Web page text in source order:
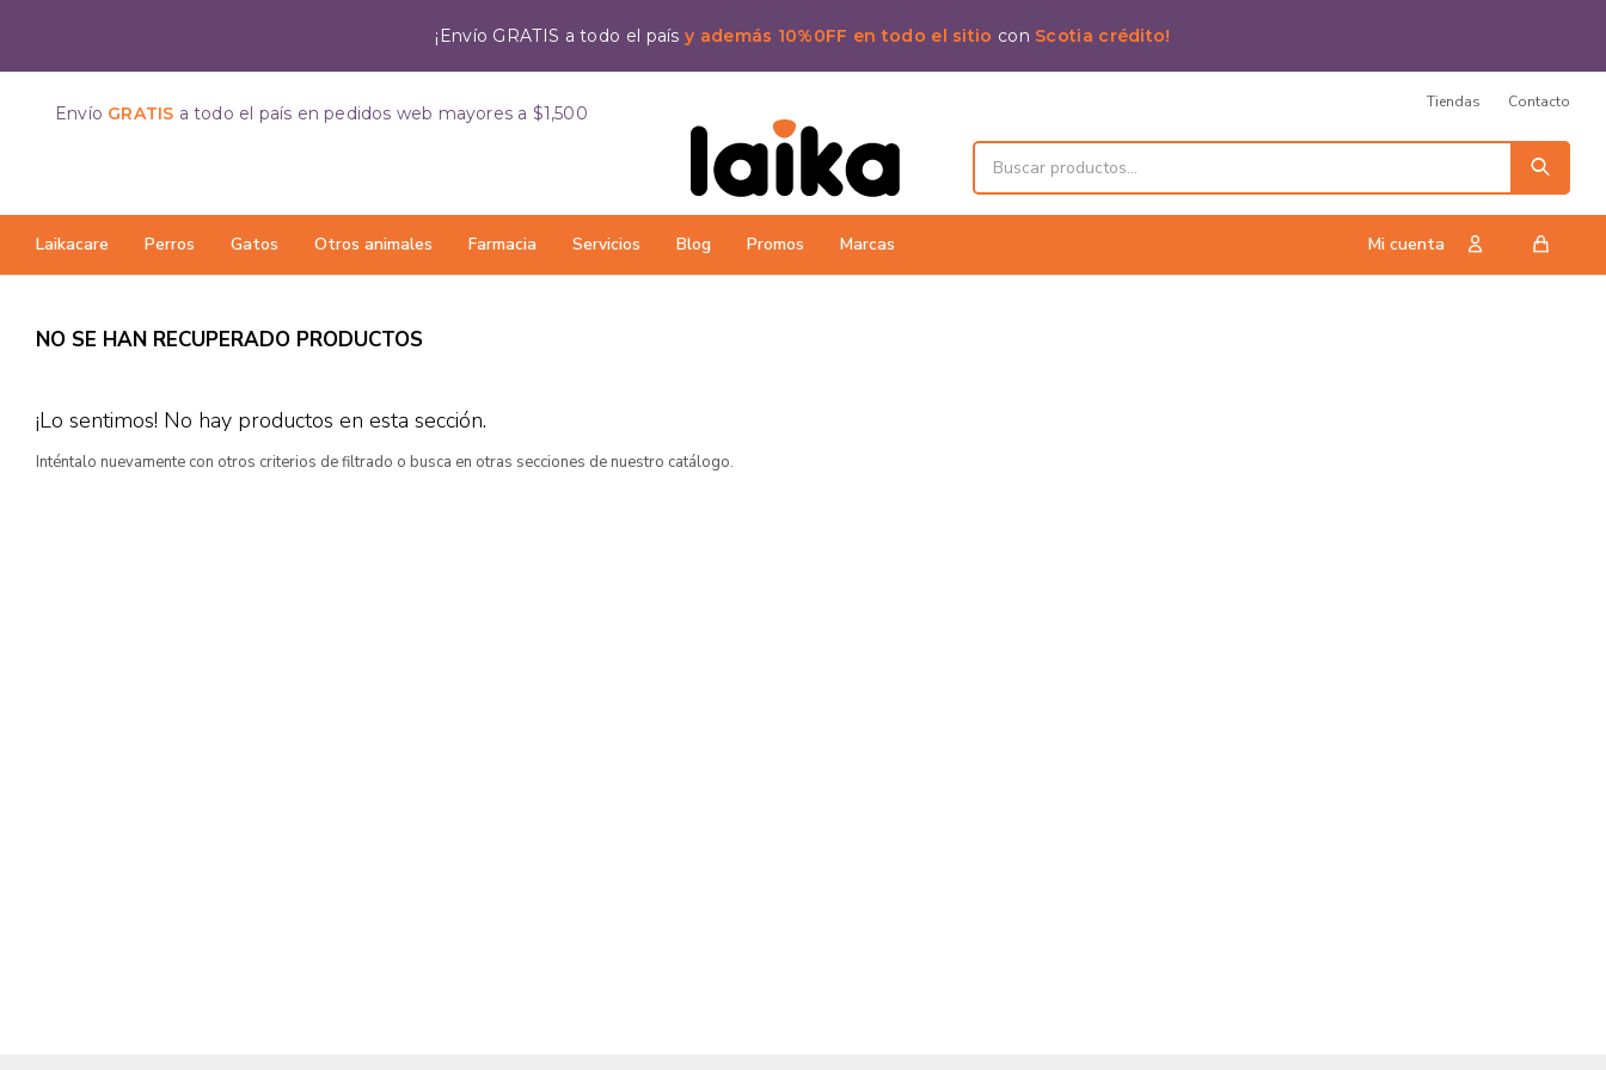
¡Envío GRATIS a todo el paísy además 10%0FF en todo el sitio con Scotia crédito!
Laikacare Perros Gatos Otros animales Farmacia Servicios Blog Promos Marcas
Envío GRATIS a todo el país en pedidos web mayores a $1,500
Tiendas Contacto
NO SE HAN RECUPERADO PRODUCTOS
¡Lo sentimos! No hay productos en esta sección.
Inténtalo nuevamente con otros criterios de filtrado o busca en otras secciones de nuestro catálogo.